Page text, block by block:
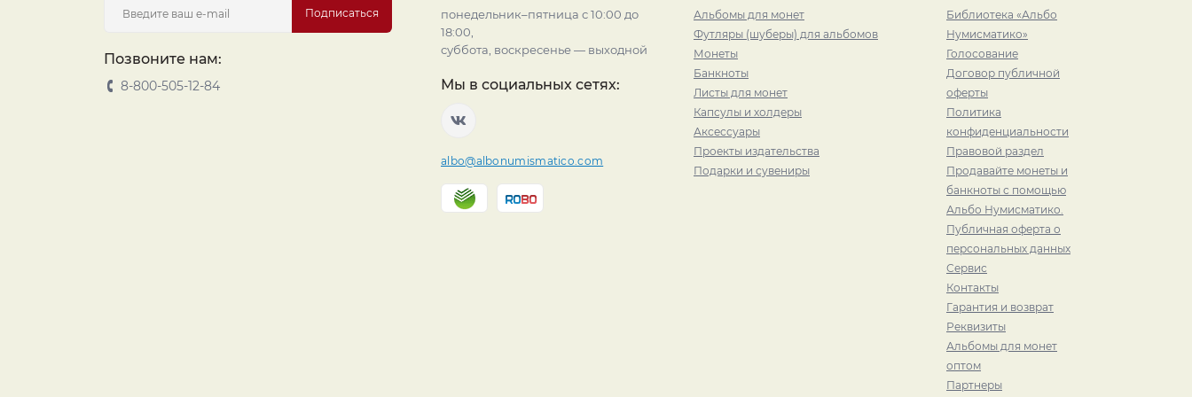
Подписаться
Позвоните нам:
8-800-505-12-84
понедельник–пятница с 10:00 до
18:00,
суббота, воскресенье — выходной
Мы в социальных сетях:
albo@albonumismatico.com
Альбомы для монет
Футляры (шуберы) для альбомов
Монеты
Банкноты
Листы для монет
Капсулы и холдеры
Аксессуары
Проекты издательства
Подарки и сувениры
Библиотека «Альбо
Нумисматико»
Голосование
Договор публичной
оферты
Политика
конфиденциальности
Правовой раздел
Продавайте монеты и
банкноты с помощью
Альбо Нумисматико.
Публичная оферта о
персональных данных
Сервис
Контакты
Гарантия и возврат
Реквизиты
Альбомы для монет
оптом
Партнеры